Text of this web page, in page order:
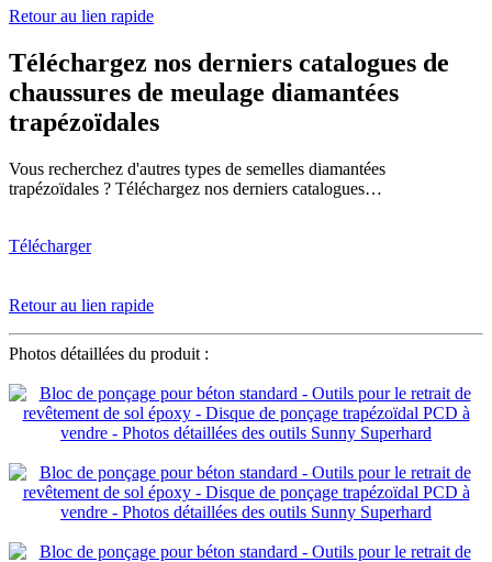
Retour au lien rapide
Téléchargez nos derniers catalogues de
chaussures de meulage diamantées
trapézoïdales
Vous recherchez d'autres types de semelles diamantées
trapézoïdales ? Téléchargez nos derniers catalogues…
Télécharger
Retour au lien rapide
Photos détaillées du produit :